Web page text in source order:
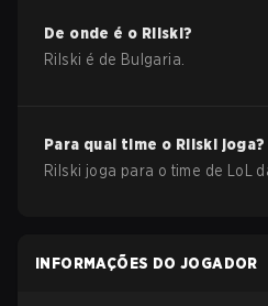
De onde é o Rilski?
Rilski é de Bulgaria
Para qual time o Rilski joga?
Rilski joga para o time de LoL
INFORMAÇÕES DO JOGADOR